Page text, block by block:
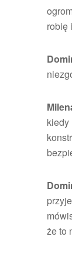
robię
kiedy
że to